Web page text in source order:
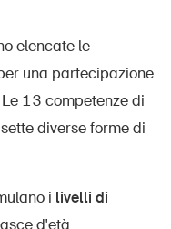
elencate le
una partecipazione
13 competenze di
diverse forme di
i livelli di
d'età